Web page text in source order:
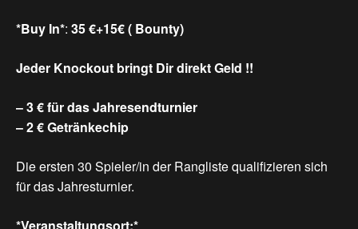
*Buy In*: 35 €+15€ ( Bounty)
Jeder Knockout bringt Dir direkt Geld !!
– 3 € für das Jahresendturnier
– 2 € Getränkechip
Die ersten 30 Spieler/in der Rangliste qualifizieren sich
für das Jahresturnier.